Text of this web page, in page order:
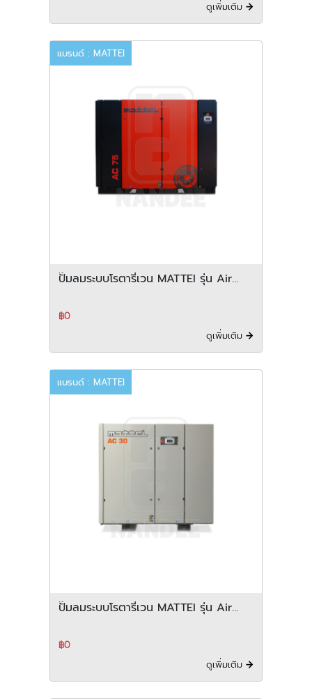
ดูเพิ่มเติม
แบรนด์ : MATTEI
ปั๊มลมระบบโรตารี่เวน MATTEI รุ่น Air
฿0
ดูเพิ่มเติม
แบรนด์ : MATTEI
ปั๊มลมระบบโรตารี่เวน MATTEI รุ่น Air
฿0
ดูเพิ่มเติม